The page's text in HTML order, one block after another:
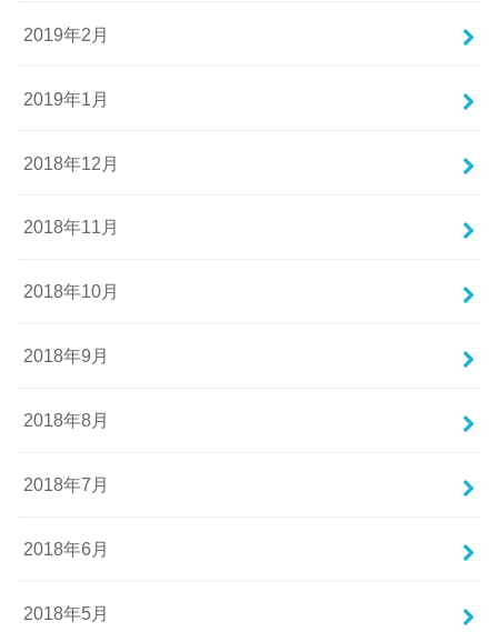
2019年2月
2019年1月
2018年12月
2018年11月
2018年10月
2018年9月
2018年8月
2018年7月
2018年6月
2018年5月